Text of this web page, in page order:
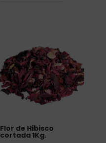
Flor de Hibisco
cortada 1Kg.